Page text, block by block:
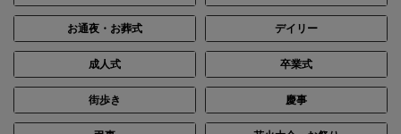
お通夜・お葬式 デイリー
成人式 卒業式
街歩き 慶事